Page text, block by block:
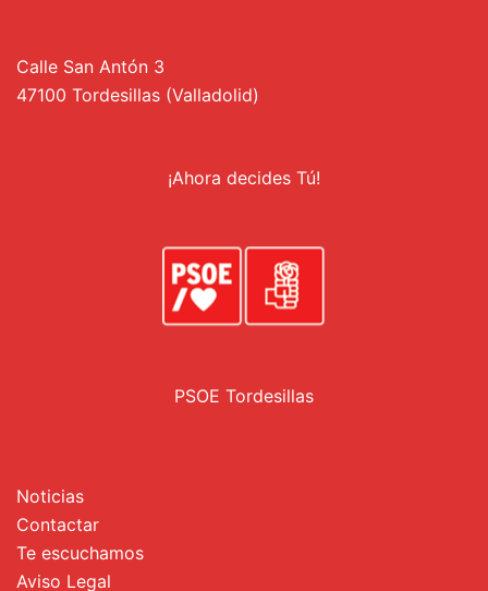
Calle San Antón 3
47100 Tordesillas (Valladolid)
¡Ahora decides Tú!
PSOE Tordesillas
Noticias
Contactar
Te escuchamos
Aviso Legal